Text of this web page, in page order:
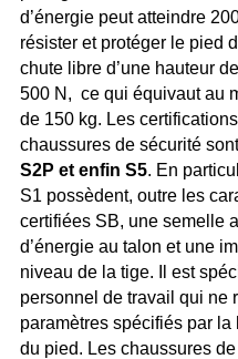
d’énergie peut atteindre
résister et protéger le pied
chute libre d’une hauteur
500 N, ce qui équivaut au
de 150 kg. Les certifications
chaussures de sécurité sont
S2P et enfin S5. En
S1 possèdent, outre les
certifiées SB, une semelle
d’énergie au talon et une
niveau de la tige. Il est
personnel de travail qui ne
paramètres spécifiés par la
du pied. Les chaussures